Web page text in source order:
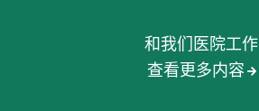
和我们医院工作
查看更多内容